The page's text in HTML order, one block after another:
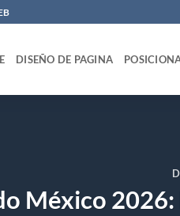
DISEÑO DE PAGINA
México